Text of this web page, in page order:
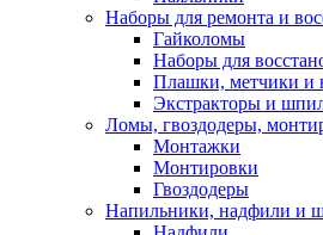
Наборы для ремонта и
Гайколомы
Наборы для
Плашки, метчики и
Экстракторы и
Ломы, гвоздодеры,
Монтажки
Монтировки
Гвоздодеры
Напильники, надфили и